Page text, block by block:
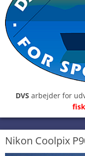
DVS arbejder for
Nikon Coolpix